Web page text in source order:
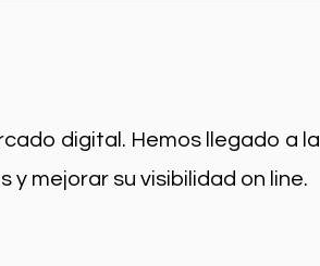
digital. Hemos llegado a la
mejorar su visibilidad on line.